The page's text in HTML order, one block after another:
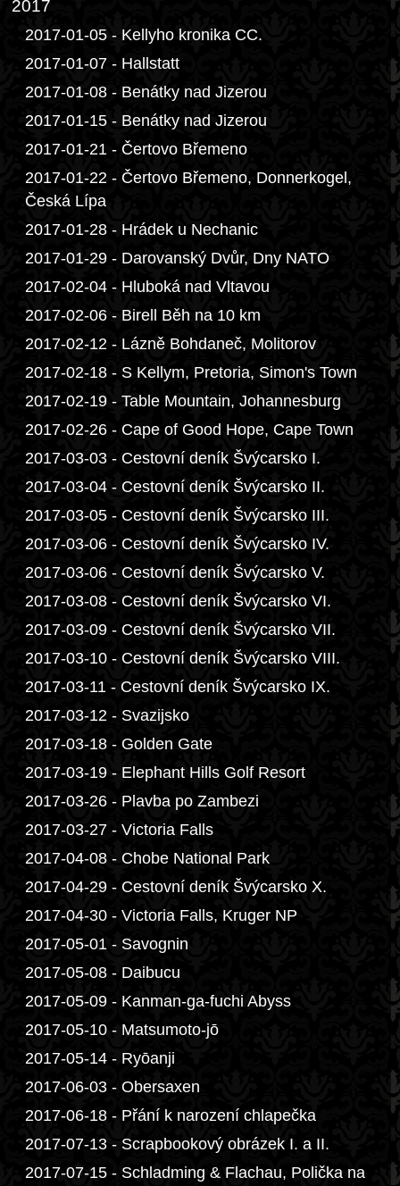
2017
2017-01-05 - Kellyho kronika CC.
2017-01-07 - Hallstatt
2017-01-08 - Benátky nad Jizerou
2017-01-15 - Benátky nad Jizerou
2017-01-21 - Čertovo Břemeno
2017-01-22 - Čertovo Břemeno, Donnerkogel,
Česká Lípa
2017-01-28 - Hrádek u Nechanic
2017-01-29 - Darovanský Dvůr, Dny NATO
2017-02-04 - Hluboká nad Vltavou
2017-02-06 - Birell Běh na 10 km
2017-02-12 - Lázně Bohdaneč, Molitorov
2017-02-18 - S Kellym, Pretoria, Simon's Town
2017-02-19 - Table Mountain, Johannesburg
2017-02-26 - Cape of Good Hope, Cape Town
2017-03-03 - Cestovní deník Švýcarsko I.
2017-03-04 - Cestovní deník Švýcarsko II.
2017-03-05 - Cestovní deník Švýcarsko III.
2017-03-06 - Cestovní deník Švýcarsko IV.
2017-03-06 - Cestovní deník Švýcarsko V.
2017-03-08 - Cestovní deník Švýcarsko VI.
2017-03-09 - Cestovní deník Švýcarsko VII.
2017-03-10 - Cestovní deník Švýcarsko VIII.
2017-03-11 - Cestovní deník Švýcarsko IX.
2017-03-12 - Svazijsko
2017-03-18 - Golden Gate
2017-03-19 - Elephant Hills Golf Resort
2017-03-26 - Plavba po Zambezi
2017-03-27 - Victoria Falls
2017-04-08 - Chobe National Park
2017-04-29 - Cestovní deník Švýcarsko X.
2017-04-30 - Victoria Falls, Kruger NP
2017-05-01 - Savognin
2017-05-08 - Daibucu
2017-05-09 - Kanman-ga-fuchi Abyss
2017-05-10 - Matsumoto-jō
2017-05-14 - Ryōanji
2017-06-03 - Obersaxen
2017-06-18 - Přání k narození chlapečka
2017-07-13 - Scrapbookový obrázek I. a II.
2017-07-15 - Schladming & Flachau, Polička na